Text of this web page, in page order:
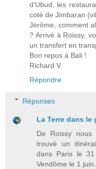
d'Ubud, les
coté de Jimbaran
Jérôme, comment
? Arrivé à Roissy,
un transfert en
Bon repos à Bali !
Richard V.
Répondre
Réponses
La Terre dans le
De Roissy
trouvé un
dans Paris le
Vendôme le 1 juin.